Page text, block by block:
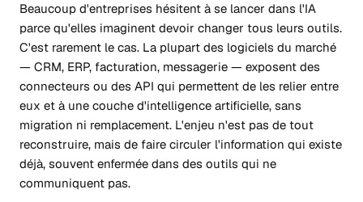
Beaucoup d'entreprises hésitent à se lancer dans l'IA
parce qu'elles imaginent devoir changer tous leurs outils.
C'est rarement le cas. La plupart des logiciels du marché
— CRM, ERP, facturation, messagerie — exposent des
connecteurs ou des API qui permettent de les relier entre
eux et à une couche d'intelligence artificielle, sans
migration ni remplacement. L'enjeu n'est pas de tout
reconstruire, mais de faire circuler l'information qui existe
déjà, souvent enfermée dans des outils qui ne
communiquent pas.